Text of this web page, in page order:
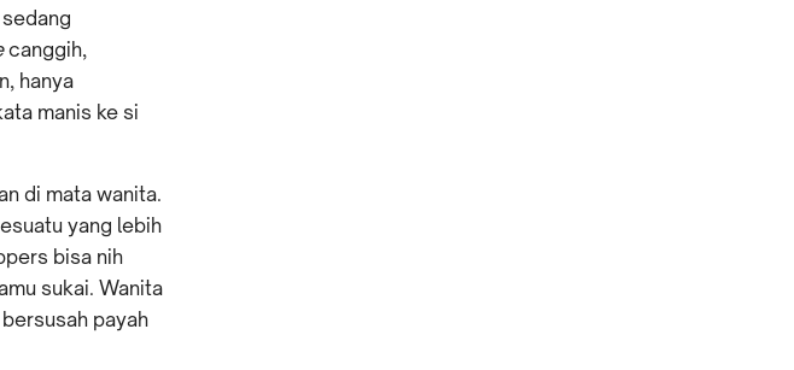
canggih,
hanya
manis ke si
di mata wanita.
yang lebih
bisa nih
sukai. Wanita
payah